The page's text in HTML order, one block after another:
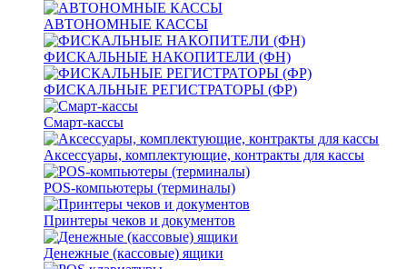
АВТОНОМНЫЕ КАССЫ
ФИСКАЛЬНЫЕ НАКОПИТЕЛИ (ФН)
ФИСКАЛЬНЫЕ РЕГИСТРАТОРЫ (ФР)
Смарт-кассы
Аксессуары, комплектующие, контракты для кассы
POS-компьютеры (терминалы)
Принтеры чеков и документов
Денежные (кассовые) ящики